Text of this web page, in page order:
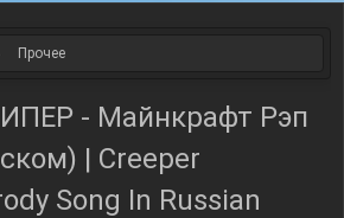
Прочее
- Майнкрафт Рэп
| Creeper
Song In Russian